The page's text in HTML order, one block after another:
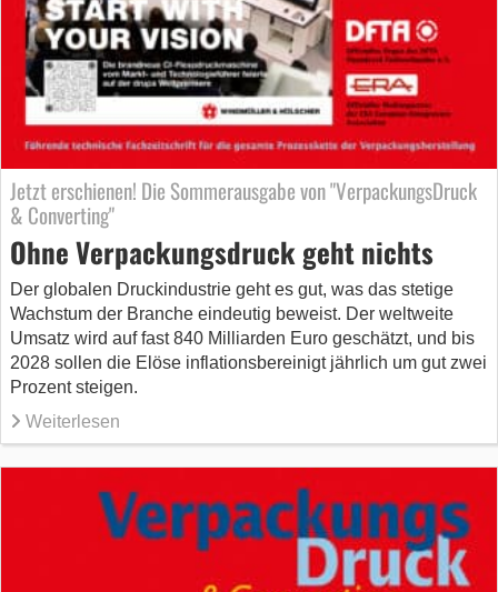
Jetzt erschienen! Die Sommerausgabe von "VerpackungsDruck
& Converting"
Ohne Verpackungsdruck geht nichts
Der globalen Druckindustrie geht es gut, was das stetige
Wachstum der Branche eindeutig beweist. Der weltweite
Umsatz wird auf fast 840 Milliarden Euro ge­schätzt, und bis
2028 sollen die Elöse inflationsbereinigt jährlich um gut zwei
Prozent steigen.
Weiterlesen